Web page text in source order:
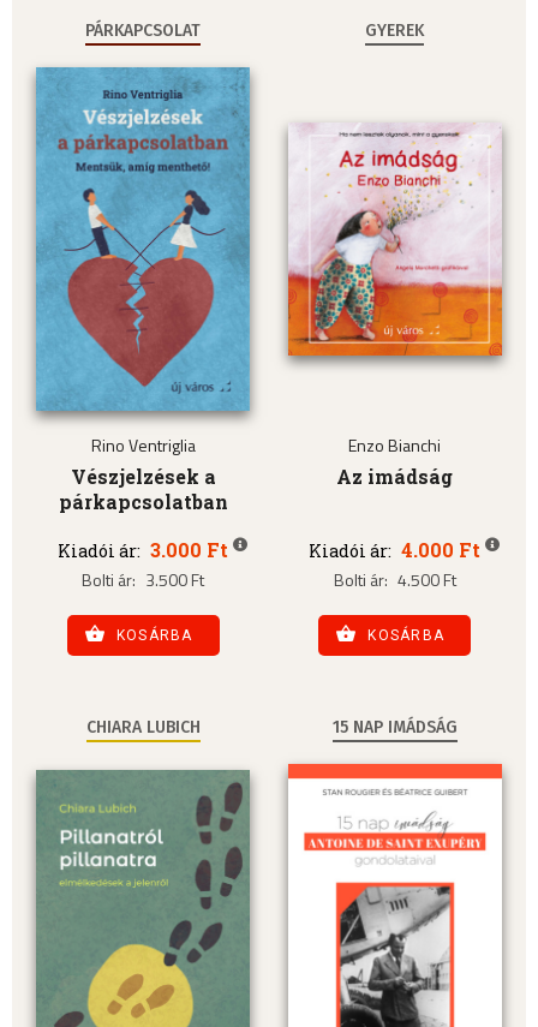
PÁRKAPCSOLAT
Rino Ventriglia
Vészjelzések a
párkapcsolatban
Kiadói ár: 3.000 Ft
Bolti ár: 3.500 Ft
KOSÁRBA
GYEREK
Enzo Bianchi
Az imádság
Kiadói ár: 4.000 Ft
Bolti ár: 4.500 Ft
KOSÁRBA
CHIARA LUBICH 15 NAP IMÁDSÁG